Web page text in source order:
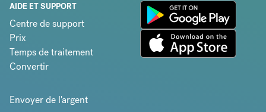
AIDE ET SUPPORT
Centre de support
Prix
Temps de traitement
Convertir
Envoyer de l'argent